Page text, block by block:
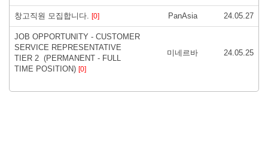
창고직원 모집합니다. [0] PanAsia 24.05.27
JOB OPPORTUNITY - CUSTOMER
SERVICE REPRESENTATIVE
TIER 2 (PERMANENT - FULL
TIME POSITION) [0]
미네르바 24.05.25